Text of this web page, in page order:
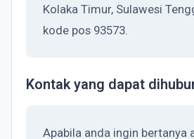
Kolaka Timur, Sulawesi
kode pos 93573.
Kontak yang dapat
Apabila anda ingin bertanya